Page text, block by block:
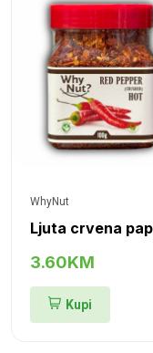
WhyNut
3.60KM
Kupi